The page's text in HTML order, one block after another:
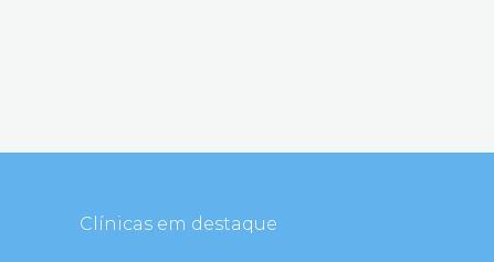
Clínicas em destaque